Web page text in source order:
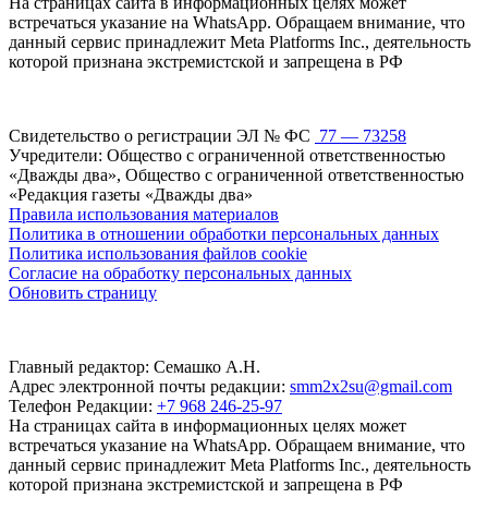
встречаться указание на WhatsApp. Обращаем внимание, что
данный сервис принадлежит Meta Platforms Inc., деятельность
которой признана экстремистской и запрещена в РФ
Свидетельство о регистрации ЭЛ № ФС 77 — 73258
Учредители: Общество с ограниченной ответственностью
«Дважды два», Общество с ограниченной ответственностью
«Редакция газеты «Дважды два»
Правила использования материалов
Политика в отношении обработки персональных данных
Политика использования файлов cookie
Согласие на обработку персональных данных
Обновить страницу
Главный редактор: Семашко А.Н.
Адрес электронной почты редакции: smm2x2su@gmail.com
Телефон Редакции: +7 968 246-25-97
На страницах сайта в информационных целях может
встречаться указание на WhatsApp. Обращаем внимание, что
данный сервис принадлежит Meta Platforms Inc., деятельность
которой признана экстремистской и запрещена в РФ